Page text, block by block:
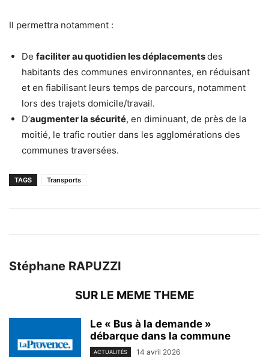
Il permettra notamment :
De faciliter au quotidien les déplacementsdes
habitants des communes environnantes, en réduisant
et en fiabilisant leurs temps de parcours, notamment
lors des trajets domicile/travail.
D’augmenter la sécurité, en diminuant, de près de la
moitié, le trafic routier dans les agglomérations des
communes traversées.
TAGS Transports
Stéphane RAPUZZI
SUR LE MEME THEME
Le « Bus à la demande »
débarque dans la commune
ACTUALITÉS 14 avril 2026